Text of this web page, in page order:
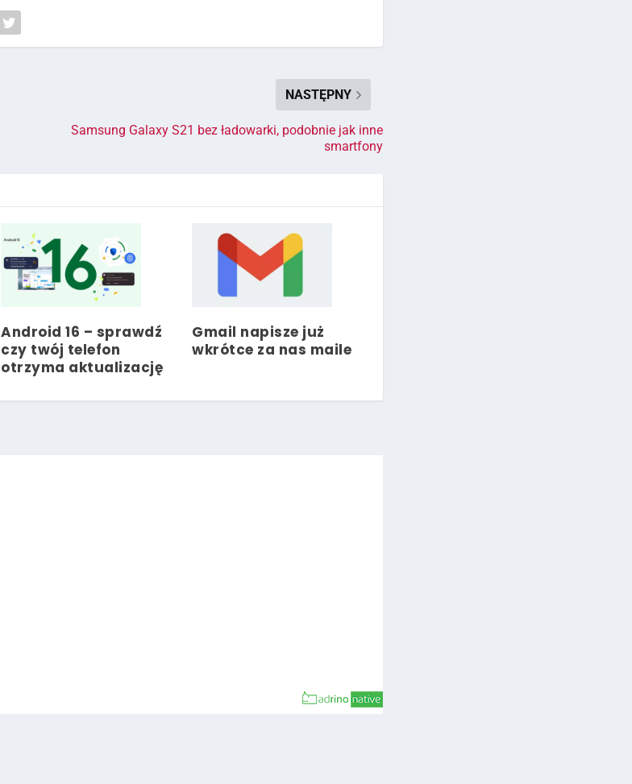
NASTĘPNY
Samsung Galaxy S21 bez ładowarki, podobnie jak inne
smartfony
Android 16 – sprawdź
czy twój telefon
otrzyma aktualizację
Gmail napisze już
wkrótce za nas maile